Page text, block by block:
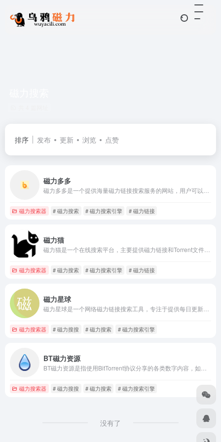
排序 发布 更新 浏览 点赞
磁力多多
磁力搜索器 # 磁力搜索 # 磁力搜索引擎 # 磁力链接
磁力猫
磁力搜索器 # 磁力搜索 # 磁力搜索引擎 # 磁力链接
磁力星球
磁力搜索器 # 磁力搜搜 # 磁力搜索 # 磁力搜索引擎
BT磁力资源
磁力搜索器 # 磁力搜搜 # 磁力搜索 # 磁力搜索引擎
没有了